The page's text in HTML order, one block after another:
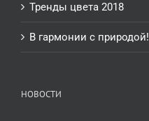
Тренды цвета 2018
В гармонии с природой!
НОВОСТИ